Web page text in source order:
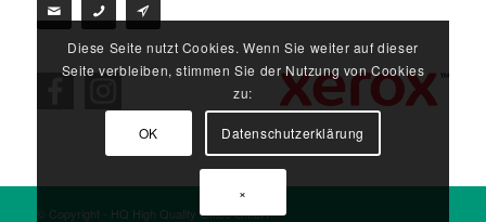
© Copyright - HQ High Quality Office GmbH
Diese Seite nutzt Cookies. Wenn Sie weiter auf dieser
Seite verbleiben, stimmen Sie der Nutzung von Cookies
zu:
OK Datenschutzerklärung
×